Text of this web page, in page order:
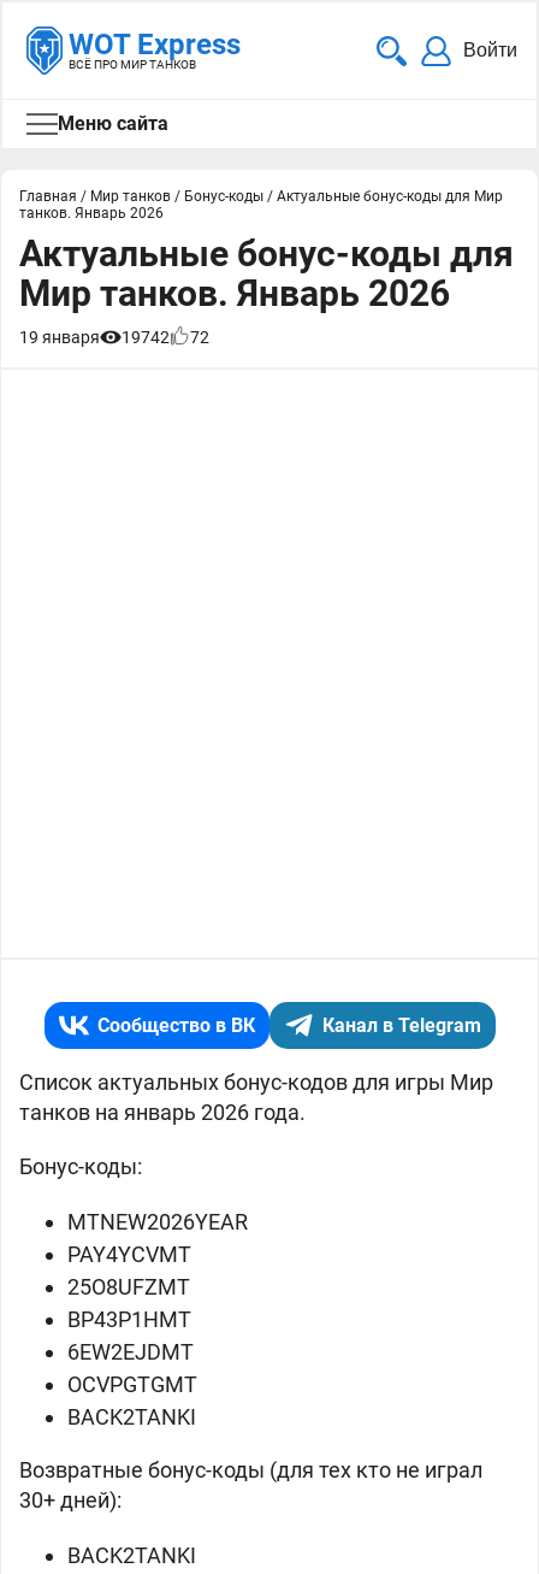
WOT Express
ВСЁ ПРО МИР ТАНКОВ
Войти
Меню сайта
Главная / Мир танков / Бонус-коды / Актуальные бонус-коды для Мир
танков. Январь 2026
Актуальные бонус-коды для
Мир танков. Январь 2026
19 января 19742 72
Сообщество в ВК Канал в Telegram
Список актуальных бонус-кодов для игры Мир
танков на январь 2026 года.
Бонус-коды:
MTNEW2026YEAR
PAY4YCVMT
25O8UFZMT
BP43P1HMT
6EW2EJDMT
OCVPGTGMT
BACK2TANKI
Возвратные бонус-коды (для тех кто не играл
30+ дней):
BACK2TANKI